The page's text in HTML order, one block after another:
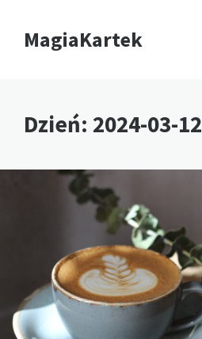
MagiaKartek
Dzień: 2024-03-12